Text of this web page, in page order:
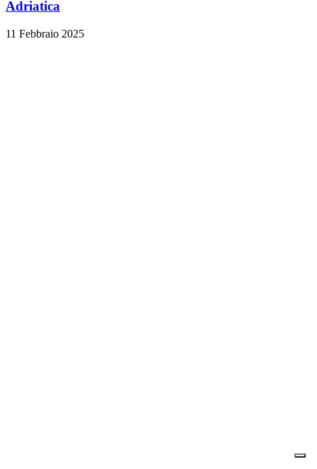
Adriatica
11 Febbraio 2025